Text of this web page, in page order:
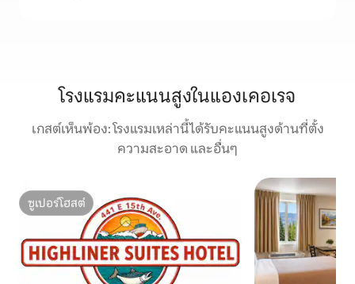
โรงแรมคะแนนสูงในแองเคอเรจ
เกสต์เห็นพ้อง: โรงแรมเหล่านี้ได้รับคะแนนสูงด้านที่ตั้ง
ความสะอาด และอื่นๆ
ซูเปอร์โฮสต์
ซูเปอร์โฮสต์